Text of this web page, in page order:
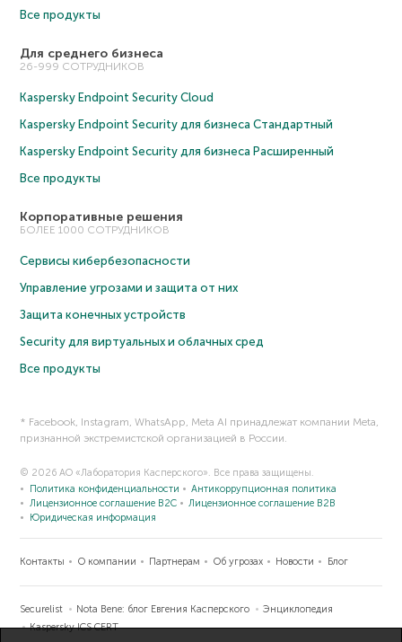
Все продукты
Для среднего бизнеса
26-999 СОТРУДНИКОВ
Kaspersky Endpoint Security Cloud
Kaspersky Endpoint Security для бизнеса Cтандартный
Kaspersky Endpoint Security для бизнеса Расширенный
Все продукты
Корпоративные решения
БОЛЕЕ 1000 СОТРУДНИКОВ
Сервисы кибербезопасности
Управление угрозами и защита от них
Защита конечных устройств
Security для виртуальных и облачных сред
Все продукты
* Facebook, Instagram, WhatsApp, Meta AI принадлежат компании Meta,
признанной экстремистской организацией в России.
© 2026 АО «Лаборатория Касперского». Все права защищены.
Политика конфиденциальности
Антикоррупционная политика
Лицензионное соглашение B2C
Лицензионное соглашение B2B
Юридическая информация
Контакты О компании Партнерам Об угрозах Новости Блог
Securelist Nota Bene: блог Евгения Касперского
Энциклопедия
Kaspersky ICS CERT